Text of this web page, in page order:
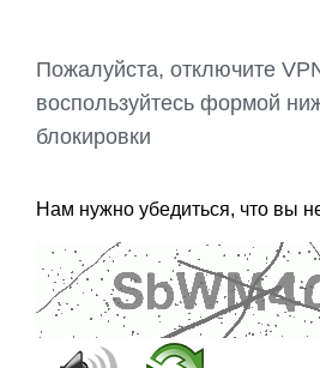
Пожалуйста, отключите
воспользуйтесь формой
блокировки
Нам нужно убедиться, что вы